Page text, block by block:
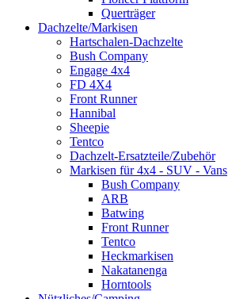
Querträger
Dachzelte/Markisen
Hartschalen-Dachzelte
Bush Company
Engage 4x4
FD 4X4
Front Runner
Hannibal
Sheepie
Tentco
Dachzelt-Ersatzteile/Zubehör
Markisen für 4x4 - SUV - Vans
Bush Company
ARB
Batwing
Front Runner
Tentco
Heckmarkisen
Nakatanenga
Horntools